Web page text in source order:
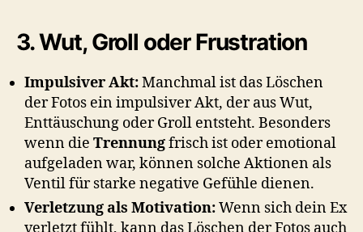
3. Wut, Groll oder Frustration
Impulsiver Akt:Manchmal ist das Löschen
der Fotos ein impulsiver Akt, der aus Wut,
Enttäuschung oder Groll entsteht. Besonders
wenn die Trennungfrisch ist oder emotional
aufgeladen war, können solche Aktionen als
Ventil für starke negative Gefühle dienen.
Verletzung als Motivation:Wenn sich dein Ex
verletzt fühlt, kann das Löschen der Fotos auch